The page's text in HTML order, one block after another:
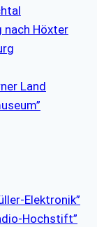
nach Höxter
Land
Elektronik”
Hochstift”